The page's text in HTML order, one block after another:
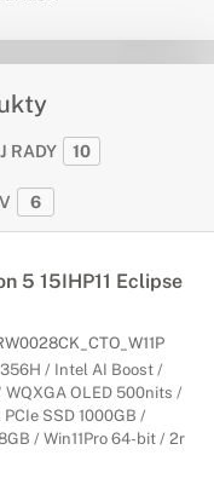
RADY 10
6
5 15IHP11 Eclipse
/ Intel AI Boost /
WQXGA OLED 500nits /
SSD 1000GB /
/ Win11Pro 64-bit / 2r